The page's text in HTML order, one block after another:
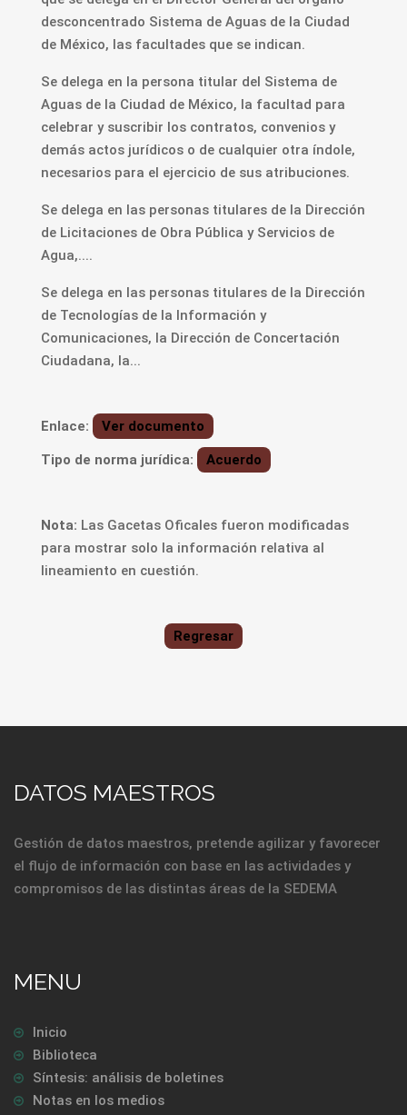
desconcentrado Sistema de Aguas de la Ciudad
de México, las facultades que se indican.
Se delega en la persona titular del Sistema de
Aguas de la Ciudad de México, la facultad para
celebrar y suscribir los contratos, convenios y
demás actos jurídicos o de cualquier otra índole,
necesarios para el ejercicio de sus atribuciones.
Se delega en las personas titulares de la Dirección
de Licitaciones de Obra Pública y Servicios de
Agua,....
Se delega en las personas titulares de la Dirección
de Tecnologías de la Información y
Comunicaciones, la Dirección de Concertación
Ciudadana, la...
Enlace: Ver documento
Tipo de norma jurídica: Acuerdo
Nota: Las Gacetas Oficales fueron modificadas
para mostrar solo la información relativa al
lineamiento en cuestión.
Regresar
DATOS MAESTROS
Gestión de datos maestros, pretende agilizar y favorecer
el flujo de información con base en las actividades y
compromisos de las distintas áreas de la SEDEMA
MENU
Inicio
Biblioteca
Síntesis: análisis de boletines
Notas en los medios